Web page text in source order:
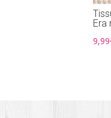
Era
9,99